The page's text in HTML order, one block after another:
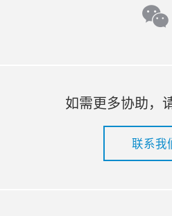
如需更多协助，
联系我